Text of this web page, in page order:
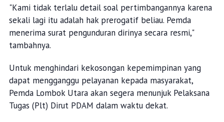
"Kami tidak terlalu detail soal pertimbangannya karena
sekali lagi itu adalah hak prerogatif beliau. Pemda
menerima surat pengunduran dirinya secara resmi,"
tambahnya.
Untuk menghindari kekosongan kepemimpinan yang
dapat mengganggu pelayanan kepada masyarakat,
Pemda Lombok Utara akan segera menunjuk Pelaksana
Tugas (Plt) Dirut PDAM dalam waktu dekat.